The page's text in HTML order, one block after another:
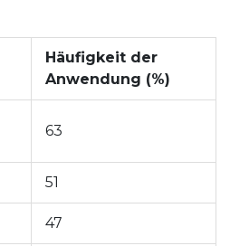
Häufigkeit der
Anwendung (%)
63
51
47